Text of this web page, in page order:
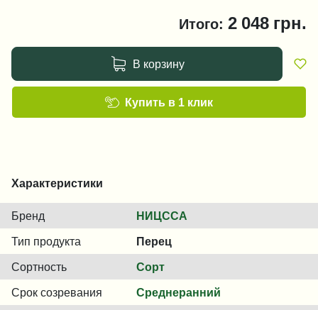
Итого: 2 048 грн.
В корзину
Купить в 1 клик
Характеристики
Бренд НИЦССА
Тип продукта Перец
Сортность Сорт
Срок созревания Среднеранний